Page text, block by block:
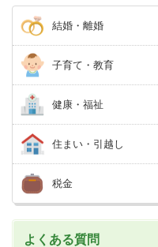
結婚・離婚
子育て・教育
健康・福祉
住まい・引越し
税金
よくある質問